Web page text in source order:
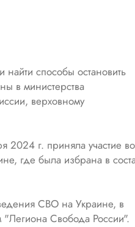
способы остановить
в министерства
верховному
2024 г. приняла участие во
где была избрана в
СВО на Украине, в
"Легиона Свобода России".